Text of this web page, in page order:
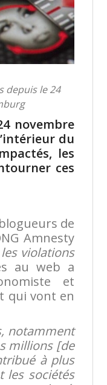
depuis le 24
novembre
du
les
ces
de
Amnesty
violations
au web a
et
qui vont en
notamment
millions [de
à plus
les sociétés